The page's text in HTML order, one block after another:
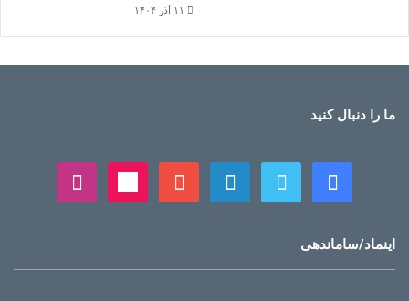
۱۱ آذر ۱۴۰۴
ما را دنبال کنید
اینماد/ساماندهی